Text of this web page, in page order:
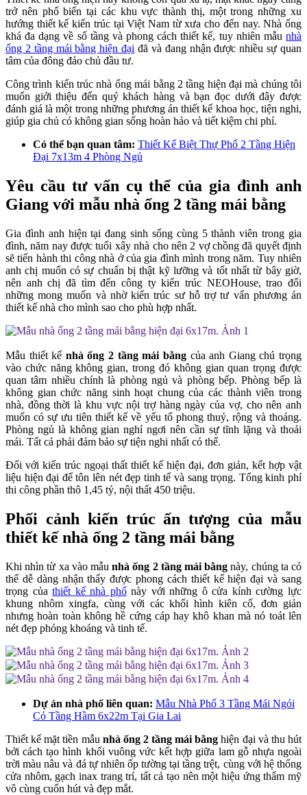
trở nên phổ biến tại các khu vực thành thị, một trong những xu
hướng thiết kế kiến trúc tại Việt Nam từ xưa cho đến nay. Nhà ống
khá đa dạng về số tầng và phong cách thiết kế, tuy nhiên mẫu nhà
ống 2 tầng mái bằng hiện đại đã và đang nhận được nhiều sự quan
tâm của đông đảo chủ đầu tư.
Công trình kiến trúc nhà ống mái bằng 2 tầng hiện đại mà chúng tôi
muốn giới thiệu đến quý khách hàng và bạn đọc dưới đây được
đánh giá là một trong những phương án thiết kế khoa học, tiện nghi,
giúp gia chủ có không gian sống hoàn hảo và tiết kiệm chi phí.
Có thể bạn quan tâm: Thiết Kế Biệt Thự Phố 2 Tầng Hiện
Đại 7x13m 4 Phòng Ngủ
Yêu cầu tư vấn cụ thể của gia đình anh
Giang với mẫu nhà ống 2 tầng mái bằng
Gia đình anh hiện tại đang sinh sống cùng 5 thành viên trong gia
đình, năm nay được tuổi xây nhà cho nên 2 vợ chồng đã quyết định
sẽ tiến hành thi công nhà ở của gia đình mình trong năm. Tuy nhiên
anh chị muốn có sự chuẩn bị thật kỹ lưỡng và tốt nhất từ bây giờ,
nên anh chị đã tìm đến công ty kiến trúc NEOHouse, trao đổi
những mong muốn và nhờ kiến trúc sư hỗ trợ tư vấn phương án
thiết kế nhà cho mình sao cho phù hợp nhất.
Mẫu thiết kế nhà ống 2 tầng mái bằngcủa anh Giang chú trọng
vào chức năng không gian, trong đó không gian quan trọng được
quan tâm nhiều chính là phòng ngủ và phòng bếp. Phòng bếp là
không gian chức năng sinh hoạt chung của các thành viên trong
nhà, đồng thời là khu vực nội trợ hàng ngày của vợ, cho nên anh
muốn có sự ưu tiên thiết kế về yếu tố phong thuỷ, rộng và thoáng.
Phòng ngủ là không gian nghỉ ngơi nên cần sự tĩnh lặng và thoải
mái. Tất cả phải đảm bảo sự tiện nghi nhất có thể.
Đối với kiến trúc ngoại thất thiết kế hiện đại, đơn giản, kết hợp vật
liệu hiện đại để tôn lên nét đẹp tinh tế và sang trọng. Tổng kinh phí
thi công phần thô 1,45 tỷ, nội thất 450 triệu.
Phối cảnh kiến trúc ấn tượng của mẫu
thiết kế nhà ống 2 tầng mái bằng
Khi nhìn từ xa vào mẫunhà ống 2 tầng mái bằng này, chúng ta có
thể dễ dàng nhận thấy được phong cách thiết kế hiện đại và sang
trọng củathiết kế nhà phốnày với những ô cửa kính cường lực
khung nhôm xingfa, cùng với các khối hình kiên cố, đơn giản
nhưng hoàn toàn không hề cứng cáp hay khô khan mà nó toát lên
nét đẹp phóng khoáng và tinh tế.
Dự án nhà phố liên quan: Mẫu Nhà Phố 3 Tầng Mái Ngói
Có Tầng Hầm 6x22m Tại Gia Lai
Thiết kế mặt tiền mẫu nhà ống 2 tầng mái bằng hiện đại và thu hút
bởi cách tạo hình khối vuông vức kết hợp giữa lam gỗ nhựa ngoài
trời màu nâu và đá tự nhiên ốp tường tại tầng trệt, cùng với hệ thống
cửa nhôm, gạch inax trang trí, tất cả tạo nên một hiệu ứng thẩm mỹ
vô cùng cuốn hút và đẹp mắt.